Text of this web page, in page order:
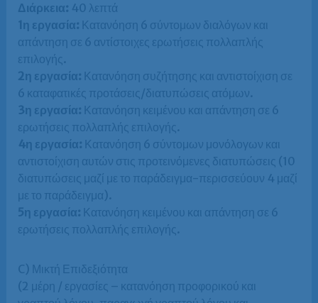
Διάρκεια: 40 λεπτά
1η εργασία: Κατανόηση 6 σύντομων διαλόγων και
απάντηση σε 6 αντίστοιχες ερωτήσεις πολλαπλής
επιλογής.
2η εργασία: Κατανόηση συζήτησης και αντιστοίχιση σε
6 καταφατικές προτάσεις/διατυπώσεις ατόμων.
3η εργασία: Κατανόηση κειμένου και απάντηση σε 6
ερωτήσεις πολλαπλής επιλογής.
4η εργασία: Κατανόηση 6 σύντομων μονόλογων και
αντιστοίχιση αυτών στις προτεινόμενες διατυπώσεις (10
διατυπώσεις μαζί με το παράδειγμα-περισσεύουν 4 μαζί
με το παράδειγμα).
5η εργασία: Κατανόηση κειμένου και απάντηση σε 6
ερωτήσεις πολλαπλής επιλογής.
C) Μικτή Επιδεξιότητα
(2 μέρη / εργασίες – κατανόηση προφορικού και